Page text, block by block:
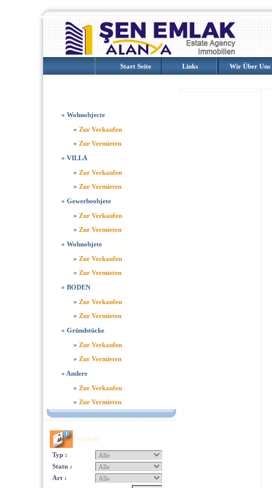
Start Seite Links Wir Über Uns
» Wohnobjecte
» Zur Verkaufen
» Zur Vermieten
» VILLA
» Zur Verkaufen
» Zur Vermieten
» Gewerbeobjete
» Zur Verkaufen
» Zur Vermieten
» Wohnobjete
» Zur Verkaufen
» Zur Vermieten
» BODEN
» Zur Verkaufen
» Zur Vermieten
» Gründstücke
» Zur Verkaufen
» Zur Vermieten
» Andere
» Zur Verkaufen
» Zur Vermieten
Suchen
Typ :
Statu :
Art :